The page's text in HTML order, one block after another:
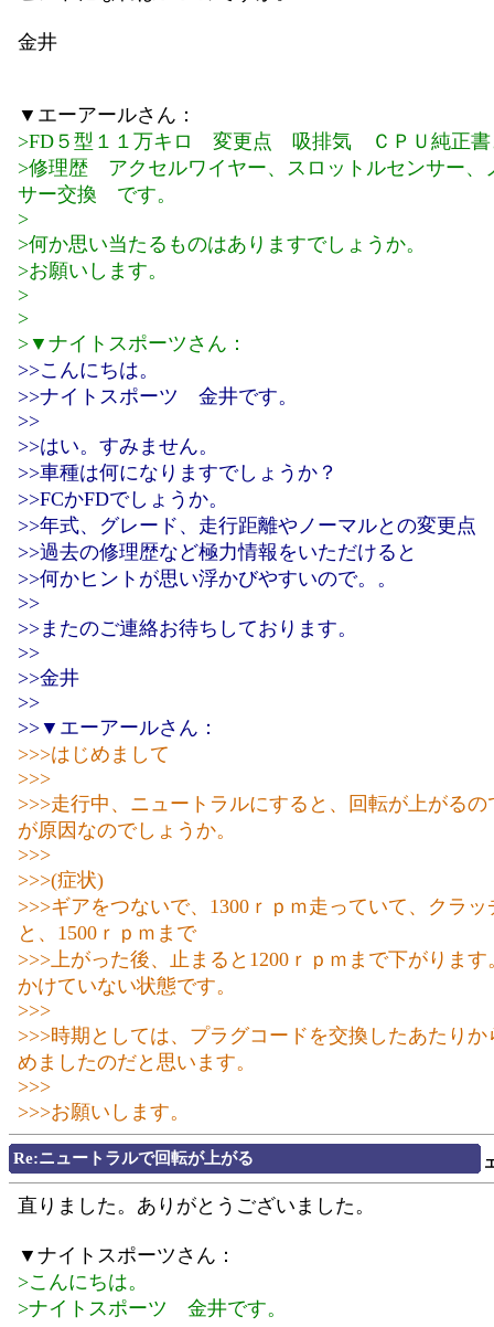
金井
▼エーアールさん：
>FD５型１１万キロ 変更点 吸排気 ＣＰＵ純正書
>修理歴 アクセルワイヤー、スロットルセンサー、
サー交換 です。
>
>何か思い当たるものはありますでしょうか。
>お願いします。
>
>
>▼ナイトスポーツさん：
>>こんにちは。
>>ナイトスポーツ 金井です。
>>
>>はい。すみません。
>>車種は何になりますでしょうか？
>>FCかFDでしょうか。
>>年式、グレード、走行距離やノーマルとの変更点
>>過去の修理歴など極力情報をいただけると
>>何かヒントが思い浮かびやすいので。。
>>
>>またのご連絡お待ちしております。
>>
>>金井
>>
>>▼エーアールさん：
>>>はじめまして
>>>
>>>走行中、ニュートラルにすると、回転が上がるの
が原因なのでしょうか。
>>>
>>>(症状)
>>>ギアをつないで、1300ｒｐｍ走っていて、クラッ
と、1500ｒｐｍまで
>>>上がった後、止まると1200ｒｐｍまで下がりま
かけていない状態です。
>>>
>>>時期としては、プラグコードを交換したあたりか
めましたのだと思います。
>>>
>>>お願いします。
Re:ニュートラルで回転が上がる
直りました。ありがとうございました。
▼ナイトスポーツさん：
>こんにちは。
>ナイトスポーツ 金井です。